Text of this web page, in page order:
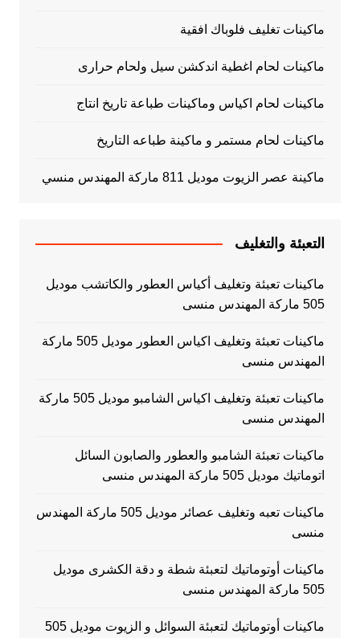
ماكينات تغليف فلوباك افقية
ماكينات لحام اغطية اندكشن سيل ولحام حرارى
ماكينات لحام اكياس وماكينات طباعة تاريخ انتاج
ماكينات لحام مستمر و ماكينة طباعه التاريخ
ماكينة عصر الزيوت موديل 811 ماركة المهندس منسي
التعبئة والتغليف
ماكينات تعبئة وتغليف أكياس العطور والكاتشب موديل
505 ماركة المهندس منسى
ماكينات تعبئة وتغليف اكياس العطور موديل 505 ماركة
المهندس منسى
ماكينات تعبئة وتغليف اكياس الشامبو موديل 505 ماركة
المهندس منسى
ماكينات تعبئة الشامبو والعطور والصابون السائل
اتوماتيك موديل 505 ماركة المهندس منسى
ماكينات تعبه وتغليف عصائر موديل 505 ماركة المهندس
منسى
ماكينات أوتوماتيك لتعبئة شطة و دقة الكشرى موديل
505 ماركة المهندس منسى
ماكينات أوتوماتيك لتعبئة السوائل و الزيوت موديل 505